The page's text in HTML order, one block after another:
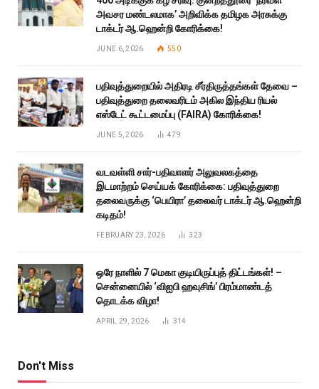
அவசர மண்டலமாக’ அறிவிக்க தமிழக அரசுக்கு
டாக்டர் ஆ.ஹென்றி கோரிக்கை!
JUNE 6, 2026 550
பதிவுத்துறையில் அதிரடி சீர்திருத்தங்கள் தேவை –
பதிவுத்துறை தலைவரிடம் அகில இந்திய ரியல்
எஸ்டேட் கூட்டமைப்பு (FAIRA) கோரிக்கை!
JUNE 5, 2026 479
வடவள்ளி சார்-பதிவாளர் அலுவலகத்தை
இடமாற்றம் செய்யக் கோரிக்கை: பதிவுத்துறை
தலைவருக்கு ‘பெயிரா’ தலைவர் டாக்டர் ஆ.ஹென்றி
கடிதம்!
FEBRUARY 23, 2026 323
ஒரே நாளில் 7 மெகா குடியிருப்புத் திட்டங்கள்! –
சென்னையில் ‘விஐபி ஹவுசிங்’ பிரம்மாண்டத்
தொடக்க விழா!
APRIL 29, 2026 314
Don't Miss